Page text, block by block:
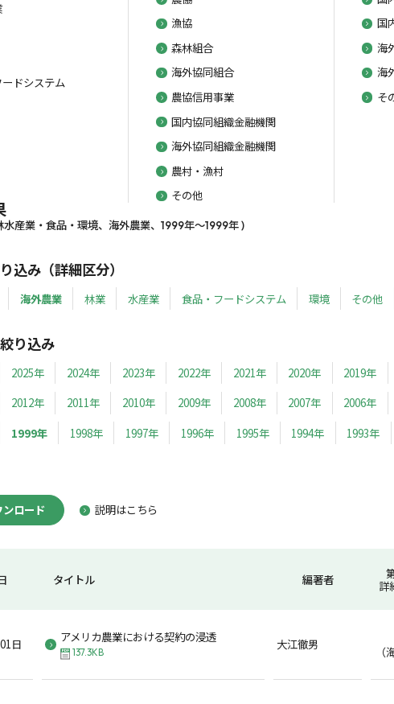
ドシステム
漁協
森林組合
海外協同組合
農協信用事業
国内協同組織金融機関
海外協同組織金融機関
農村・漁村
その他
国
海
海
そ
水産業・食品・環境、海外農業、1999年～1999年 )
込み（詳細区分）
海外農業 林業 水産業 食品・フードシステム 環境 その他
り込み
2025年 2024年 2023年 2022年 2021年 2020年 2019年
2012年 2011年 2010年 2009年 2008年 2007年 2006年
1999年 1998年 1997年 1996年 1995年 1994年 1993年
ンロード 説明はこちら
タイトル 編著者
詳
日 アメリカ農業における契約の浸透
137.3KB
大江徹男
（